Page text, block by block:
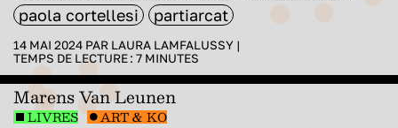
paola cortellesi
partiarcat
14 MAI 2024 PAR LAURA LAMFALUSSY |
TEMPS DE LECTURE : 7 MINUTES
Marens Van Leunen
LIVRES ART & KO